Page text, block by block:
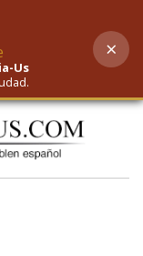
Search
Us
×